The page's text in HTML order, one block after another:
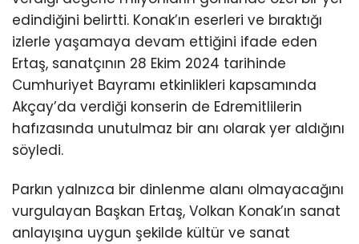
edindiğini belirtti. Konak’ın eserleri ve bıraktığı
izlerle yaşamaya devam ettiğini ifade eden
Ertaş, sanatçının 28 Ekim 2024 tarihinde
Cumhuriyet Bayramı etkinlikleri kapsamında
Akçay’da verdiği konserin de Edremitlilerin
hafızasında unutulmaz bir anı olarak yer aldığını
söyledi.
Parkın yalnızca bir dinlenme alanı olmayacağını
vurgulayan Başkan Ertaş, Volkan Konak’ın sanat
anlayışına uygun şekilde kültür ve sanat